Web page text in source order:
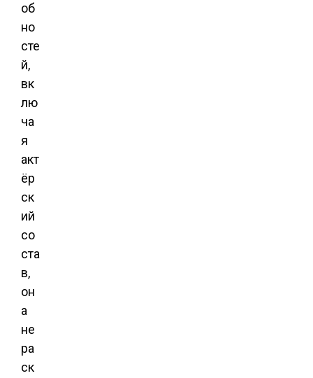
об
но
сте
й,
вк
лю
ча
я
акт
ёр
ск
ий
со
ста
в,
он
а
не
ра
ск